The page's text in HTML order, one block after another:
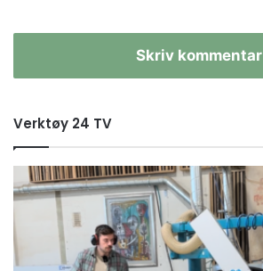
Skriv kommentar
Verktøy 24 TV